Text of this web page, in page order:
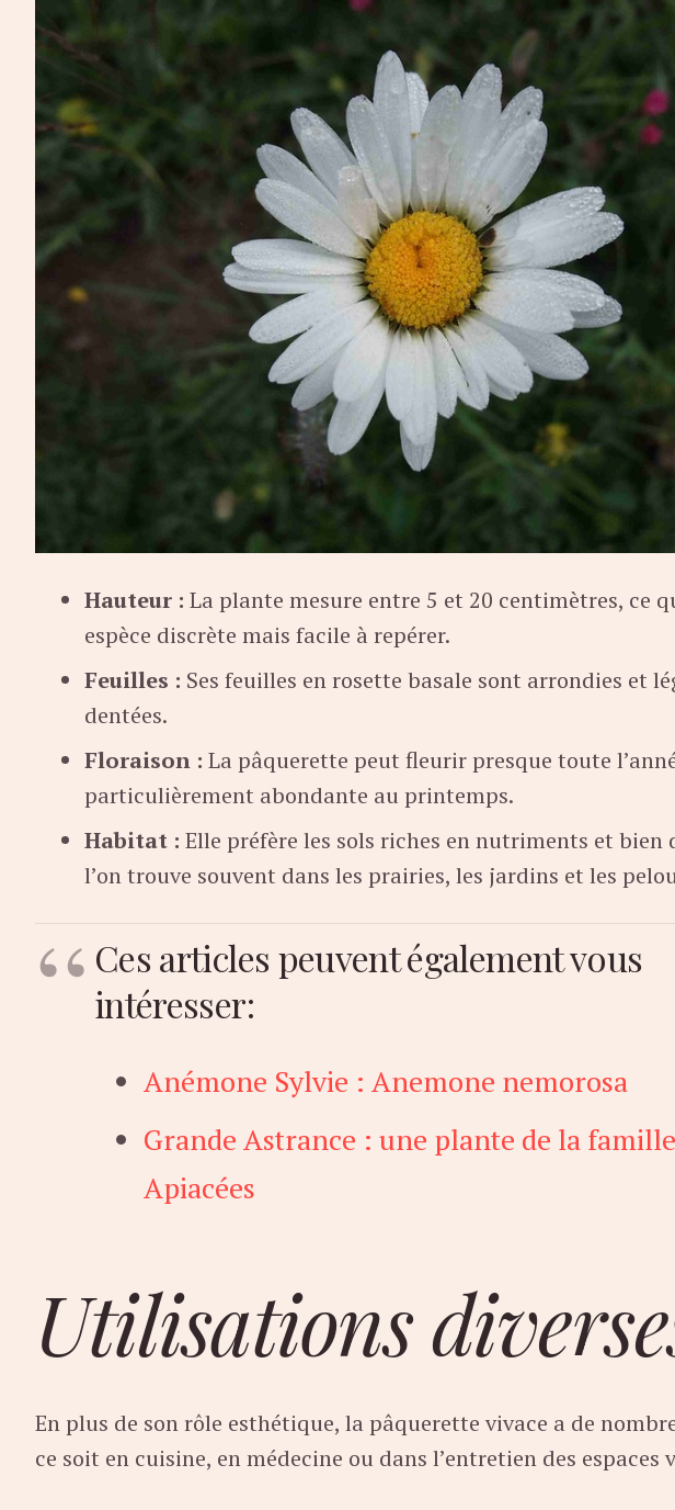
Hauteur : La plante mesure entre 5 et 20 centimètres, ce
espèce discrète mais facile à repérer.
Feuilles : Ses feuilles en rosette basale sont arrondies et
dentées.
Floraison : La pâquerette peut fleurir presque toute
particulièrement abondante au printemps.
Habitat : Elle préfère les sols riches en nutriments et bien
l’on trouve souvent dans les prairies, les jardins et les
Ces articles peuvent également vous
intéresser:
Anémone Sylvie : Anemone nemorosa
Grande Astrance : une plante de la
Apiacées
Utilisations
En plus de son rôle esthétique, la pâquerette vivace a de
ce soit en cuisine, en médecine ou dans l’entretien des espaces